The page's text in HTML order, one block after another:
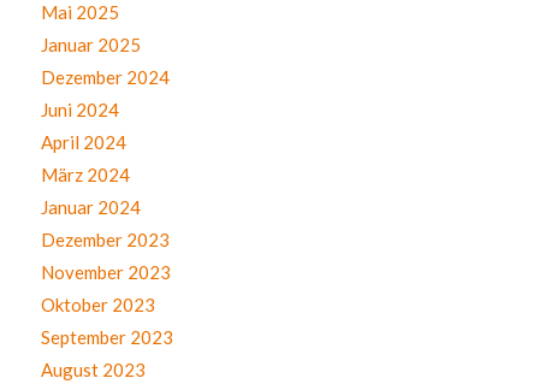
Mai 2025
Januar 2025
Dezember 2024
Juni 2024
April 2024
März 2024
Januar 2024
Dezember 2023
November 2023
Oktober 2023
September 2023
August 2023